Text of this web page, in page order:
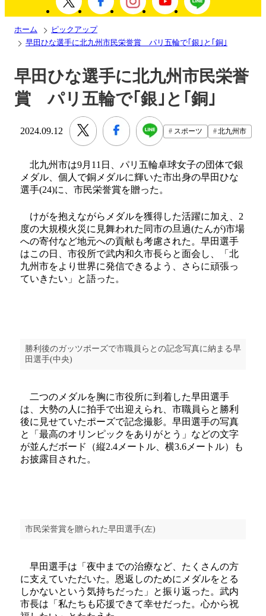
ホーム
ピックアップ
早田ひな選手に北九州市民栄誉賞 パリ五輪で｢銀｣と｢銅｣
早田ひな選手に北九州市民栄誉
賞 パリ五輪で｢銀｣と｢銅｣
2024.09.12 スポーツ 北九州市
北九州市は9月11日、パリ五輪卓球女子の団体で銀
メダル、個人で銅メダルに輝いた市出身の早田ひな
選手(24)に、市民栄誉賞を贈った。
けがを抱えながらメダルを獲得した活躍に加え、2
度の大規模火災に見舞われた同市の旦過(たんが)市場
への寄付など地元への貢献も考慮された。早田選手
はこの日、市役所で武内和久市長らと面会し、「北
九州市をより世界に発信できるよう、さらに頑張っ
ていきたい」と語った。
勝利後のガッツポーズで市職員らとの記念写真に納まる早
田選手(中央)
二つのメダルを胸に市役所に到着した早田選手
は、大勢の人に拍手で出迎えられ、市職員らと勝利
後に見せていたポーズで記念撮影。早田選手の写真
と「最高のオリンピックをありがとう」などの文字
が並んだボード（縦2.4メートル、横3.6メートル）も
お披露目された。
市民栄誉賞を贈られた早田選手(左)
早田選手は「夜中までの治療など、たくさんの方
に支えていただいた。恩返しのためにメダルをとる
しかないという気持ちだった」と振り返った。武内
市長は「私たちも応援できて幸せだった。心から祝